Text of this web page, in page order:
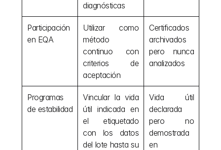
diagnósticas
Participación
en EQA
Utilizar como
método
continuo con
criterios de
aceptación
Certificados
archivados
pero nunca
analizados
Programas
de estabilidad
Vincular la vida
útil indicada en
el etiquetado
con los datos
del lote hasta su
Vida útil
declarada
pero no
demostrada
en